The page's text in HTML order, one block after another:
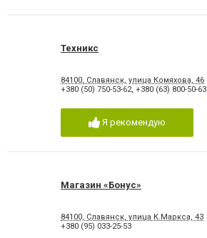
Техникс
84100, Славянск, улица Комяхова, 46
+380 (50) 750-53-62, +380 (63) 800-50-63
Я рекомендую
Магазин «Бонус»
84100, Славянск, улица К.Маркса, 43
+380 (95) 033-25-53